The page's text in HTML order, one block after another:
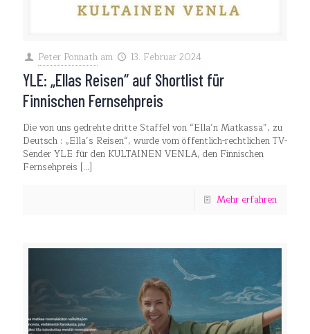
Peter Ponnath am 13. Februar 2024
YLE: „Ellas Reisen“ auf Shortlist für
Finnischen Fernsehpreis
Die von uns gedrehte dritte Staffel von “Ella’n Matkassa”, zu
Deutsch : „Ella’s Reisen“, wurde vom öffentlich-rechtlichen TV-
Sender YLE für den KULTAINEN VENLA, den Finnischen
Fernsehpreis […]
Mehr erfahren